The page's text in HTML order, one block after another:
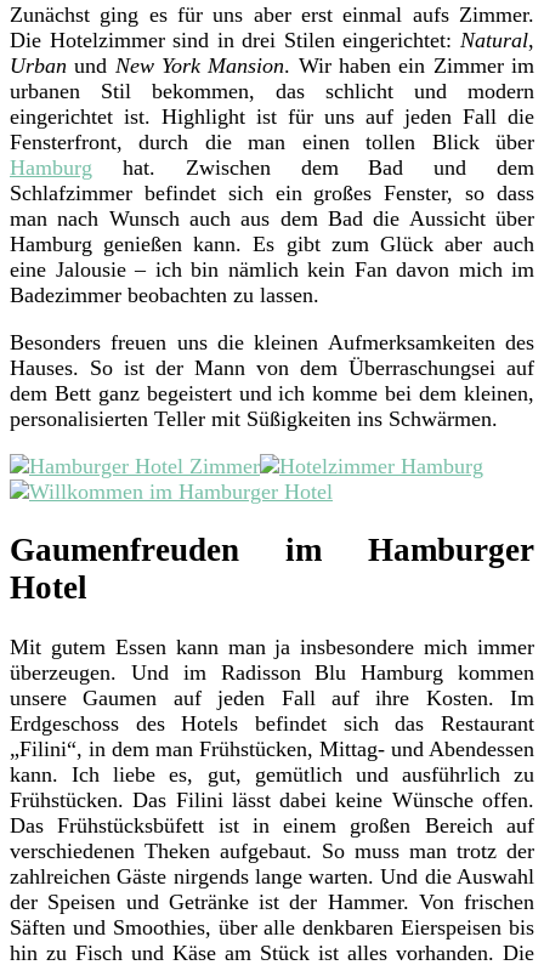
Zunächst ging es für uns aber erst einmal aufs Zimmer.
Die Hotelzimmer sind in drei Stilen eingerichtet: Natural,
Urban und New York Mansion. Wir haben ein Zimmer im
urbanen Stil bekommen, das schlicht und modern
eingerichtet ist. Highlight ist für uns auf jeden Fall die
Fensterfront, durch die man einen tollen Blick über
Hamburg hat. Zwischen dem Bad und dem
Schlafzimmer befindet sich ein großes Fenster, so dass
man nach Wunsch auch aus dem Bad die Aussicht über
Hamburg genießen kann. Es gibt zum Glück aber auch
eine Jalousie – ich bin nämlich kein Fan davon mich im
Badezimmer beobachten zu lassen.
Besonders freuen uns die kleinen Aufmerksamkeiten des
Hauses. So ist der Mann von dem Überraschungsei auf
dem Bett ganz begeistert und ich komme bei dem kleinen,
personalisierten Teller mit Süßigkeiten ins Schwärmen.
Gaumenfreuden im Hamburger
Hotel
Mit gutem Essen kann man ja insbesondere mich immer
überzeugen. Und im Radisson Blu Hamburg kommen
unsere Gaumen auf jeden Fall auf ihre Kosten. Im
Erdgeschoss des Hotels befindet sich das Restaurant
„Filini“, in dem man Frühstücken, Mittag- und Abendessen
kann. Ich liebe es, gut, gemütlich und ausführlich zu
Frühstücken. Das Filini lässt dabei keine Wünsche offen.
Das Frühstücksbüfett ist in einem großen Bereich auf
verschiedenen Theken aufgebaut. So muss man trotz der
zahlreichen Gäste nirgends lange warten. Und die Auswahl
der Speisen und Getränke ist der Hammer. Von frischen
Säften und Smoothies, über alle denkbaren Eierspeisen bis
hin zu Fisch und Käse am Stück ist alles vorhanden. Die